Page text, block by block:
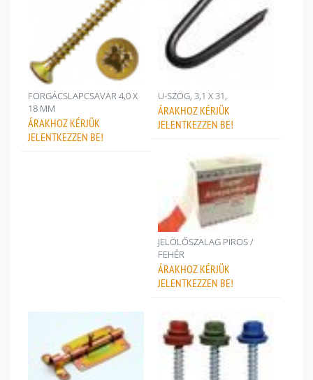
FORGÁCSLAPCSAVAR 4,0 X
18 MM
ÁRAKHOZ KÉRJÜK
JELENTKEZZEN BE!
U-SZÖG, 3,1 X 31,
ÁRAKHOZ KÉRJÜK
JELENTKEZZEN BE!
JELÖLŐSZALAG PIROS /
FEHÉR
ÁRAKHOZ KÉRJÜK
JELENTKEZZEN BE!